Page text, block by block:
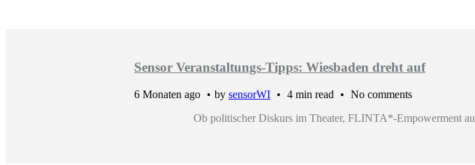
Sensor Veranstaltungs-Tipps: Wiesbaden dreht auf
6 Monaten ago by sensorWI 4 min read
No comments
Ob politischer Diskurs im Theater, FLINTA*-Empowerment